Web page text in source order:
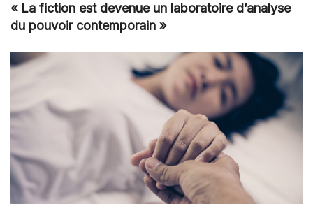
« La fiction est devenue un laboratoire d’analyse
du pouvoir contemporain »